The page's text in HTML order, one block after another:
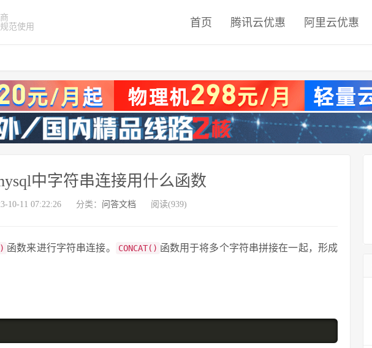
范使用
首页 腾讯云优惠 阿里云优惠
中字符串连接用什么函数
10-11 07:22:26 分类： 问答文档 阅读(939)
函数来进行字符串连接。 CONCAT() 函数用于将多个字符串拼接在一起，形成